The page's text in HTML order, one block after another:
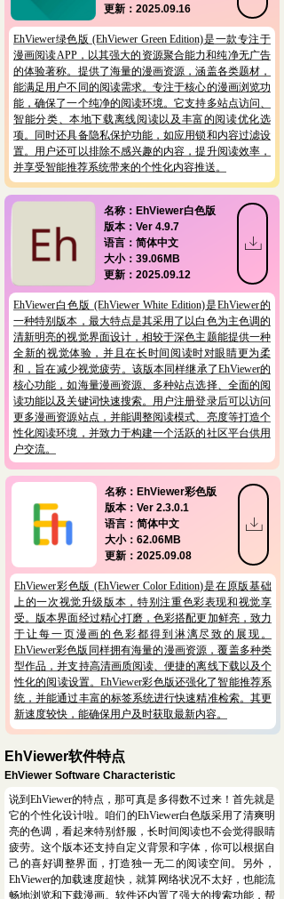
更新：2025.09.16
EhViewer绿色版 (EhViewer Green Edition)是一款专注于
漫画阅读APP，以其强大的资源聚合能力和纯净无广告
的体验著称。提供了海量的漫画资源，涵盖各类题材，
能满足用户不同的阅读需求。专注于核心的漫画浏览功
能，确保了一个纯净的阅读环境。它支持多站点访问、
智能分类、本地下载离线阅读以及丰富的阅读优化选
项。同时还具备隐私保护功能，如应用锁和内容过滤设
置。用户还可以排除不感兴趣的内容，提升阅读效率，
并享受智能推荐系统带来的个性化内容推送。
ꄔ
名称：EhViewer白色版
版本：Ver 4.9.7
语言：简体中文
大小：39.06MB
更新：2025.09.12
EhViewer白色版 (EhViewer White Edition)是EhViewer的
一种特别版本，最大特点是其采用了以白色为主色调的
清新明亮的视觉界面设计，相较于深色主题能提供一种
全新的视觉体验，并且在长时间阅读时对眼睛更为柔
和，旨在减少视觉疲劳。该版本同样继承了EhViewer的
核心功能，如海量漫画资源、多种站点选择、全面的阅
读功能以及关键词快速搜索。用户注册登录后可以访问
更多漫画资源站点，并能调整阅读模式、亮度等打造个
性化阅读环境，并致力于构建一个活跃的社区平台供用
户交流。
ꄔ
名称：EhViewer彩色版
版本：Ver 2.3.0.1
语言：简体中文
大小：62.06MB
更新：2025.09.08
EhViewer彩色版 (EhViewer Color Edition)是在原版基础
上的一次视觉升级版本，特别注重色彩表现和视觉享
受。版本界面经过精心打磨，色彩搭配更加鲜亮，致力
于让每一页漫画的色彩都得到淋漓尽致的展现。
EhViewer彩色版同样拥有海量的漫画资源，覆盖多种类
型作品，并支持高清画质阅读、便捷的离线下载以及个
性化的阅读设置。EhViewer彩色版还强化了智能推荐系
统，并能通过丰富的标签系统进行快速精准检索。其更
新速度较快，能确保用户及时获取最新内容。
说到EhViewer的特点，那可真是多得数不过来！首先就是
它的个性化设计啦。咱们的EhViewer白色版采用了清爽明
亮的色调，看起来特别舒服，长时间阅读也不会觉得眼睛
疲劳。这个版本还支持自定义背景和字体，你可以根据自
己的喜好调整界面，打造独一无二的阅读空间。另外，
EhViewer的加载速度超快，就算网络状况不太好，也能流
畅地浏览和下载漫画。软件还内置了强大的搜索功能，帮
EhViewer软件特点
EhViewer Software Characteristic